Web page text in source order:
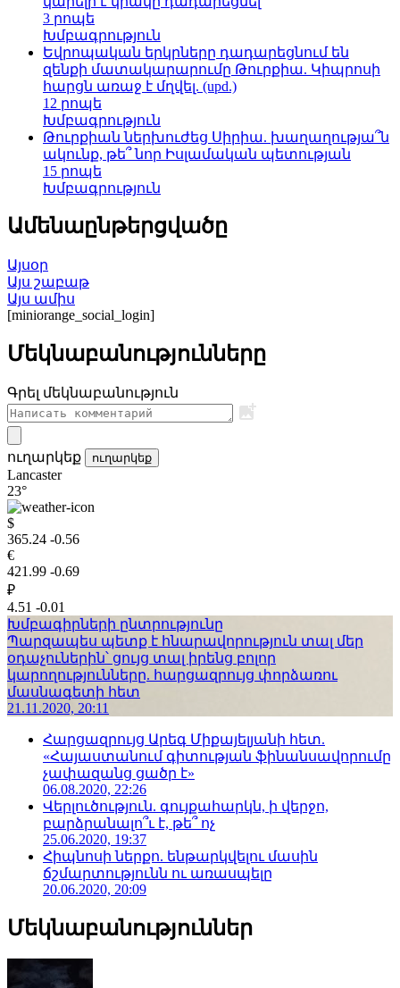
3 րոպե
Խմբագրություն
Եվրոպական երկրները դադարեցնում են
զենքի մատակարարումը Թուրքիա. Կիպրոսի
հարցն առաջ է մղվել. (upd.)
12 րոպե
Խմբագրություն
Թուրքիան ներխուժեց Սիրիա. խաղաղությա՞ն
ակունք, թե՞ նոր Իսլամական պետության
15 րոպե
Խմբագրություն
Ամենաընթերցվածը
Այսօր
Այս շաբաթ
Այս ամիս
[miniorange_social_login]
Մեկնաբանությունները
Գրել մեկնաբանություն
ուղարկեք ուղարկեք
Lancaster
23°
$
365.24 -0.56
€
421.99 -0.69
₽
4.51 -0.01
Խմբագիրների ընտրությունը
Պարզապես պետք է հնարավորություն տալ մեր
օդաչուներին՝ ցույց տալ իրենց բոլոր
կարողությունները. հարցազրույց փորձառու
մասնագետի հետ
21.11.2020, 20:11
Հարցազրույց Արեգ Միքայելյանի հետ.
«Հայաստանում գիտության ֆինանսավորումը
չափազանց ցածր է»
06.08.2020, 22:26
Վերլուծություն. գույքահարկն, ի վերջո,
բարձրանալո՞ւ է, թե՞ ոչ
25.06.2020, 19:37
Հիպնոսի ներքո. ենթարկվելու մասին
ճշմարտությունն ու առասպելը
20.06.2020, 20:09
Մեկնաբանություններ